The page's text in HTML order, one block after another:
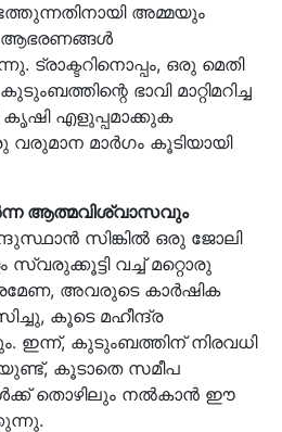
അമ്മയും
ആഭരണങ്ങൾ
ട്രാക്ടറിനൊപ്പം, ഒരു മെതി
ഭാവി മാറ്റിമറിച്ച
കൃഷി എളുപ്പമാക്കുക
മാർഗം കൂടിയായി
ആത്മവിശ്വാസവും
സിങ്കിൽ ഒരു ജോലി
സ്വരുക്കൂട്ടി വച്ച് മറ്റൊരു
അവരുടെ കാർഷിക
കൂടെ മഹീന്ദ്ര
ഇന്ന്, കുടുംബത്തിന് നിരവധി
കൂടാതെ സമീപ
തൊഴിലും നൽകാൻ ഈ